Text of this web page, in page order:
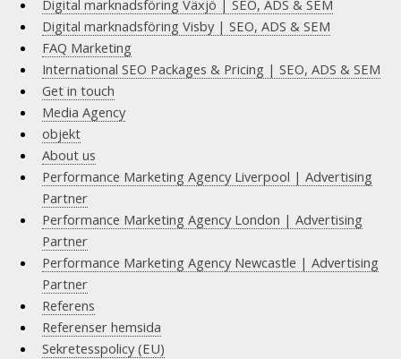
Digital marknadsföring Växjö | SEO, ADS & SEM
Digital marknadsföring Visby | SEO, ADS & SEM
FAQ Marketing
International SEO Packages & Pricing | SEO, ADS & SEM
Get in touch
Media Agency
objekt
About us
Performance Marketing Agency Liverpool | Advertising
Partner
Performance Marketing Agency London | Advertising
Partner
Performance Marketing Agency Newcastle | Advertising
Partner
Referens
Referenser hemsida
Sekretesspolicy (EU)